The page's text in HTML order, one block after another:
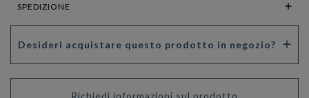
SPEDIZIONE
Desideri acquistare questo prodotto in negozio?
Richiedi informazioni sul prodotto